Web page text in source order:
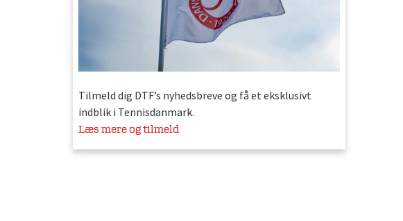
Tilmeld dig DTF’s nyhedsbreve og få et eksklusivt
indblik i Tennisdanmark.
Læs mere og tilmeld